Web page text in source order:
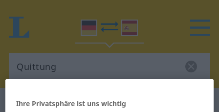
Deutsch-Spanisch Wörterbuch
Ihre Privatsphäre ist uns wichtig